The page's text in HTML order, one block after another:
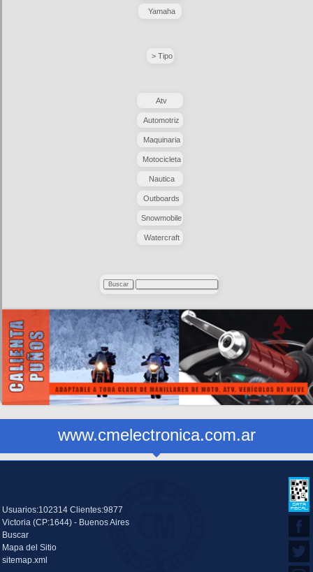
Yamaha
> Tipo
Atv
Automotriz
Maquinaria
Motocicleta
Nautica
Outboards
Snowmobile
Watercraft
www.cmelectronica.com.ar
Usuarios:102314 Clientes:9877
Victoria (CP:1644) - Buenos Aires
Buscar
Mapa del Sitio
sitemap.xml